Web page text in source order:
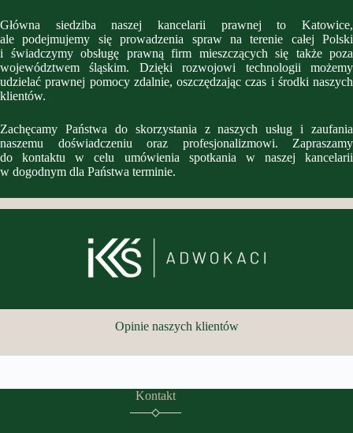
Główna siedziba naszej kancelarii prawnej to Katowice,
ale podejmujemy się prowadzenia spraw na terenie całej Polski
i świadczymy obsługę prawną firm mieszczących się także poza
województwem śląskim. Dzięki rozwojowi technologii możemy
udzielać prawnej pomocy zdalnie, oszczędzając czas i środki naszych
klientów.
Zachęcamy Państwa do skorzystania z naszych usług i zaufania
naszemu doświadczeniu oraz profesjonalizmowi. Zapraszamy
do kontaktu w celu umówienia spotkania w naszej kancelarii
w dogodnym dla Państwa terminie.
Opinie naszych klientów
Kontakt